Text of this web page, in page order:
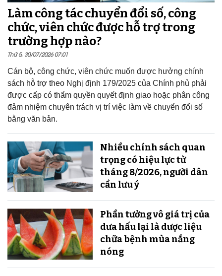
Làm công tác chuyển đổi số, công
chức, viên chức được hỗ trợ trong
trường hợp nào?
Thứ 5, 30/07/2026 07:01
Cán bộ, công chức, viên chức muốn được hưởng chính
sách hỗ trợ theo Nghị định 179/2025 của Chính phủ phải
được cấp có thẩm quyền quyết định giao hoặc phân công
đảm nhiệm chuyên trách vị trí việc làm về chuyển đổi số
bằng văn bản.
Nhiều chính sách quan
trọng có hiệu lực từ
tháng 8/2026, người dân
cần lưu ý
Phần tưởng vô giá trị của
dưa hấu lại là dược liệu
chữa bệnh mùa nắng
nóng